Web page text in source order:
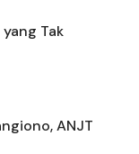
Tak
ANJT